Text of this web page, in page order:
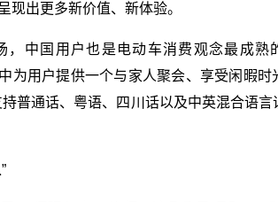
现出更多新价值、新体验。
中国用户也是电动车消费观念最成熟
为用户提供一个与家人聚会、享受闲暇
普通话、粤语、四川话以及中英混合语言